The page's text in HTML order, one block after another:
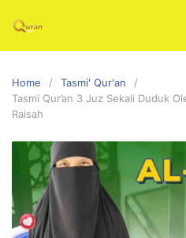
content
Home
Tasmi' Qur'an
Tasmi Qur’an 3 Juz Sekali Duduk
Raisah